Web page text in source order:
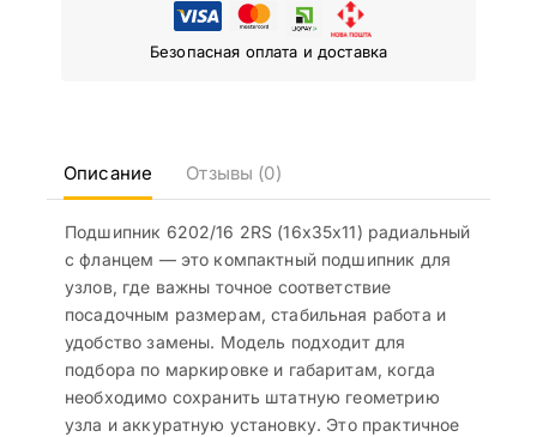
Безопасная оплата и доставка
Описание Отзывы (0)
Подшипник 6202/16 2RS (16x35x11) радиальный
с фланцем — это компактный подшипник для
узлов, где важны точное соответствие
посадочным размерам, стабильная работа и
удобство замены. Модель подходит для
подбора по маркировке и габаритам, когда
необходимо сохранить штатную геометрию
узла и аккуратную установку. Это практичное